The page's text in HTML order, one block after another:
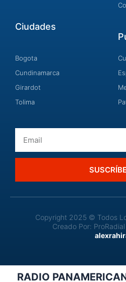
Ciudades
Bogota
Cundinamarca
Girardot
Tolima
Copyright 2025 © Todos
Creado Por:
RADIO